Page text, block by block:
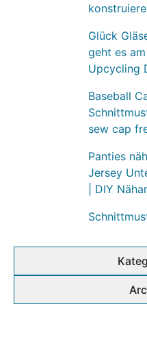
Glück
geht es
Upcycling
Baseball
sew cap
Panties
Jersey
| DIY